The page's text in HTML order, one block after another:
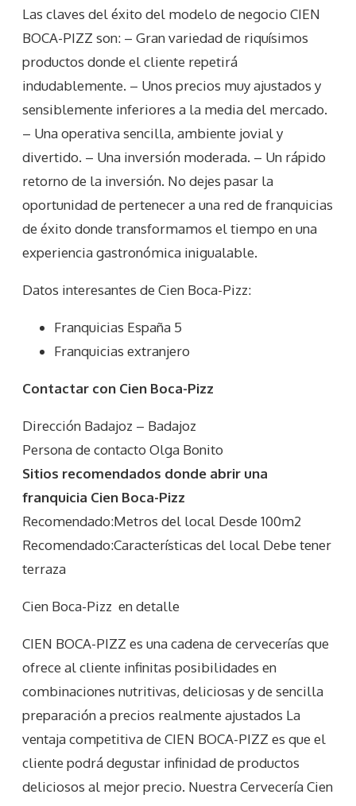
Las claves del éxito del modelo de negocio CIEN
BOCA-PIZZ son: – Gran variedad de riquísimos
productos donde el cliente repetirá
indudablemente. – Unos precios muy ajustados y
sensiblemente inferiores a la media del mercado.
– Una operativa sencilla, ambiente jovial y
divertido. – Una inversión moderada. – Un rápido
retorno de la inversión. No dejes pasar la
oportunidad de pertenecer a una red de franquicias
de éxito donde transformamos el tiempo en una
experiencia gastronómica inigualable.
Datos interesantes de Cien Boca-Pizz:
Franquicias España 5
Franquicias extranjero
Contactar con Cien Boca-Pizz
Dirección Badajoz – Badajoz
Persona de contacto Olga Bonito
Sitios recomendados donde abrir una
franquicia Cien Boca-Pizz
Recomendado:Metros del local Desde 100m2
Recomendado:Características del local Debe tener
terraza
Cien Boca-Pizz en detalle
CIEN BOCA-PIZZ es una cadena de cervecerías que
ofrece al cliente infinitas posibilidades en
combinaciones nutritivas, deliciosas y de sencilla
preparación a precios realmente ajustados La
ventaja competitiva de CIEN BOCA-PIZZ es que el
cliente podrá degustar infinidad de productos
deliciosos al mejor precio. Nuestra Cervecería Cien